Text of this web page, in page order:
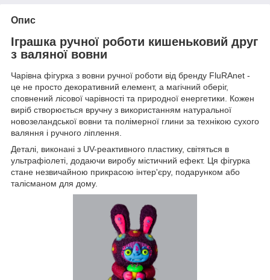
Опис
Іграшка ручної роботи кишеньковий друг
з валяної вовни
Чарівна фігурка з вовни ручної роботи від бренду FluRAnet -
це не просто декоративний елемент, а магічний оберіг,
сповнений лісової чарівності та природної енергетики. Кожен
виріб створюється вручну з використанням натуральної
новозеландської вовни та полімерної глини за технікою сухого
валяння і ручного ліплення.
Деталі, виконані з UV-реактивного пластику, світяться в
ультрафіолеті, додаючи виробу містичний ефект. Ця фігурка
стане незвичайною прикрасою інтер'єру, подарунком або
талісманом для дому.